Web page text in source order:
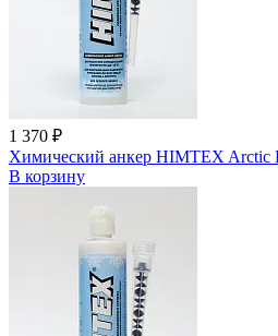
1 370 ₽
Химический анкер HIMTEX Arctic
В корзину